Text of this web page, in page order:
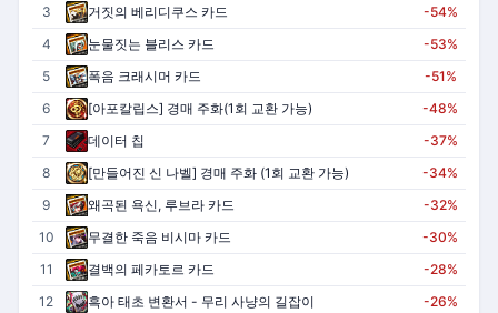
3
거짓의 베리디쿠스 카드
-54%
4
눈물짓는 블리스 카드
-53%
5
폭음 크래시머 카드
-51%
6
[아포칼립스] 경매 주화(1회 교환 가능)
-48%
7
데이터 칩
-37%
8
[만들어진 신 나벨] 경매 주화 (1회 교환 가능)
-34%
9
왜곡된 욕신, 루브라 카드
-32%
10
무결한 죽음 비시마 카드
-30%
11
결백의 페카토르 카드
-28%
12
흑아 태초 변환서 - 무리 사냥의 길잡이
-26%